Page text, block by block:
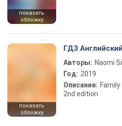
показать
обложку
показать
обложку
ГДЗ
Авторы: Naomi
Год: 2019
Описание:
2nd edition